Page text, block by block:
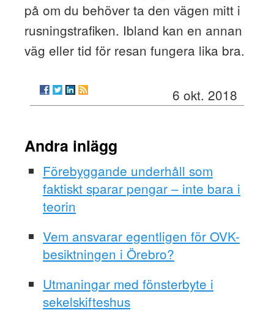
på om du behöver ta den vägen mitt i
rusningstrafiken. Ibland kan en annan
väg eller tid för resan fungera lika bra.
6 okt. 2018
Andra inlägg
Förebyggande underhåll som
faktiskt sparar pengar – inte bara i
teorin
Vem ansvarar egentligen för OVK-
besiktningen i Örebro?
Utmaningar med fönsterbyte i
sekelskifteshus